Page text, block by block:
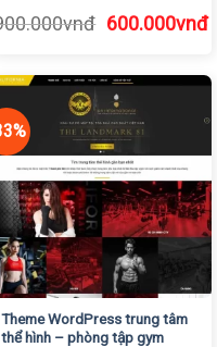
vnđ Giá
900.000vnđ.
600.000vnđ
Theme WordPress trung tâm
thể hình – phòng tập gym